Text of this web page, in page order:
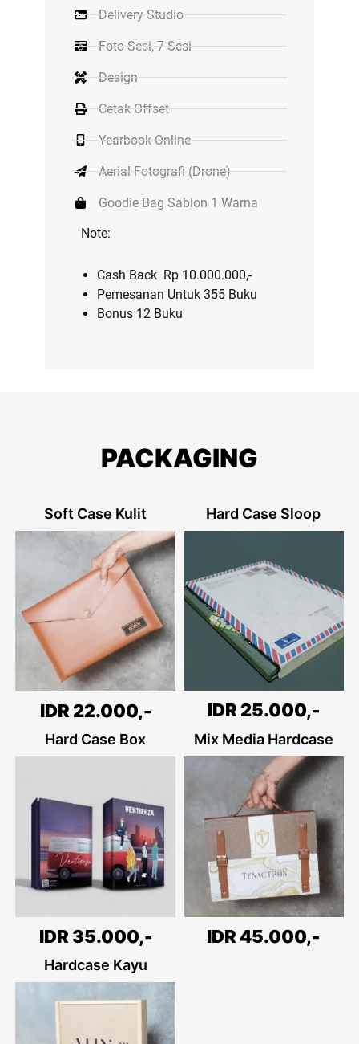
Delivery Studio
Foto Sesi, 7 Sesi
Design
Cetak Offset
Yearbook Online
Aerial Fotografi (Drone)
Goodie Bag Sablon 1 Warna
Note:
Cash Back Rp 10.000.000,-
Pemesanan Untuk 355 Buku
Bonus 12 Buku
PACKAGING
Soft Case Kulit
IDR 22.000,-
Hard Case Sloop
IDR 25.000,-
Hard Case Box
IDR 35.000,-
Mix Media Hardcase
IDR 45.000,-
Hardcase Kayu